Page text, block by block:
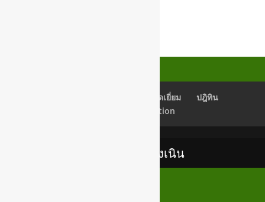
สมุดเยี่ยม
ปฎิทิน
Newsletter Subscription
เทศบาลตำบลสูงเนิน